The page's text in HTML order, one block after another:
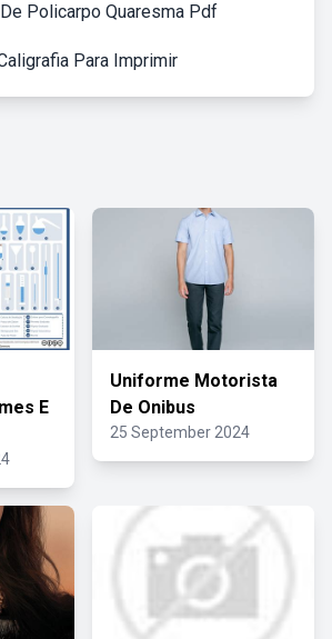
Policarpo Quaresma Pdf
Para Imprimir
E
Uniforme Motorista
De Onibus
25 September 2024